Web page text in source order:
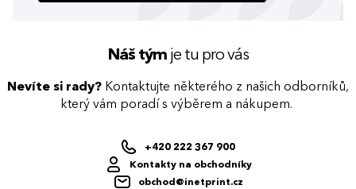
Náš týmje tu pro vás
Nevíte si rady? Kontaktujte některého z našich odborníků,
který vám poradí s výběrem a nákupem.
+420 222 367 900
Kontakty na obchodníky
obchod@inetprint.cz